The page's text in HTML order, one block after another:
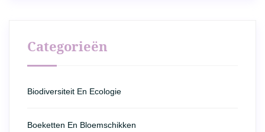
Categorieën
Biodiversiteit En Ecologie
Boeketten En Bloemschikken